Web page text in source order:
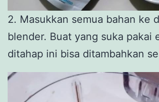
2. Masukkan semua bahan ke
blender. Buat yang suka pakai
ditahap ini bisa ditambahkan